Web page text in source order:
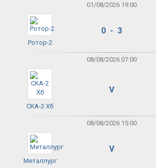
01/08/2026 19:00
Ротор-2
0 - 3
08/08/2026 07:00
СКА-2 Хб
V
08/08/2026 15:00
Металлург
V